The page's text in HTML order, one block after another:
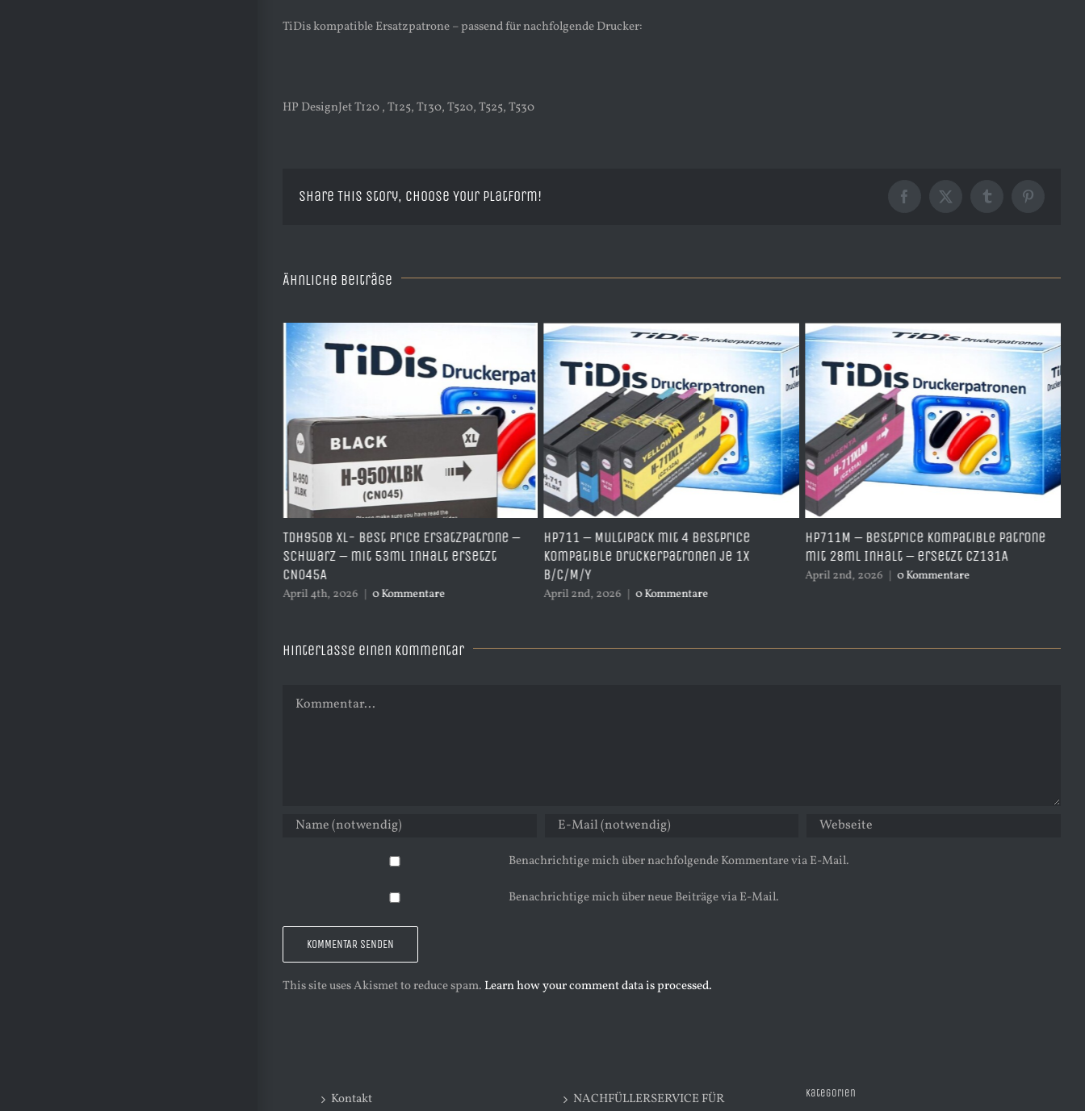
TiDis kompatible Ersatzpatrone – passend für nachfolgende Drucker:
HP DesignJet T120 , T125, T130, T520, T525, T530
Share This Story, Choose Your Platform! Facebook
X TumblrPinterest
Ähnliche Beiträge
TDH950B XL- Best Price Ersatzpatrone –
schwarz – mit 53ml Inhalt ersetzt
CN045A
April 4th, 2026 | 0 Kommentare
HP711 – Multipack mit 4 BestPrice
kompatible Druckerpatronen je 1x
B/C/M/Y
April 2nd, 2026 | 0 Kommentare
HP711M – BestPrice kompatible Patrone
mit 28ml Inhalt – ersetzt CZ131A
April 2nd, 2026 | 0 Kommentare
Hinterlasse einen Kommentar
Kommentar
Benachrichtige mich über nachfolgende Kommentare via E-Mail.
Benachrichtige mich über neue Beiträge via E-Mail.
This site uses Akismet to reduce spam. Learn how your comment data is processed.
Kontakt NACHFÜLLERSERVICE FÜR Kategorien